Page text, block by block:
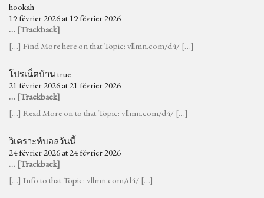
hookah
19 février 2026 at 19 février 2026
… [Trackback]
[…] Find More here on that Topic: vllmn.com/d4/ […]
โปรเน็ตบ้าน true
21 février 2026 at 21 février 2026
… [Trackback]
[…] Read More on to that Topic: vllmn.com/d4/ […]
วิเคราะห์บอลวันนี้
24 février 2026 at 24 février 2026
… [Trackback]
[…] Info to that Topic: vllmn.com/d4/ […]